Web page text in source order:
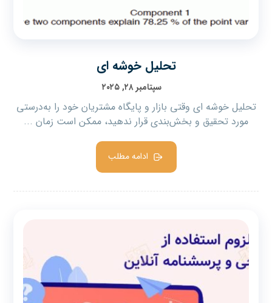
تحلیل خوشه ای
سپتامبر ۲۸, ۲۰۲۵
تحلیل خوشه ای وقتی بازار و پایگاه مشتریان خود را به‌درستی
مورد تحقیق و بخش‌بندی قرار ندهید، ممکن است زمان ...
ادامه مطلب